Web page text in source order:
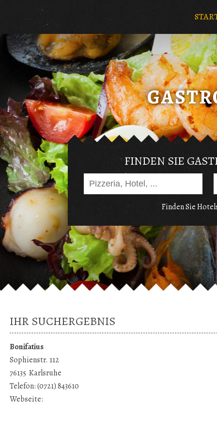
FINDEN SIE
Finden Sie
IHR SUCHERGEBNIS
Bonifatius
Sophienstr. 112
76135 Karlsruhe
Telefon:(0721) 843610
Webseite: